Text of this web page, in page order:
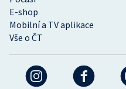
E-shop
Mobilní a TV aplikace
Vše o ČT